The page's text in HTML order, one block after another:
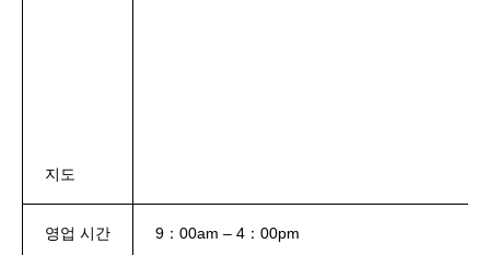
지도
영업 시간 9：00am – 4：00pm